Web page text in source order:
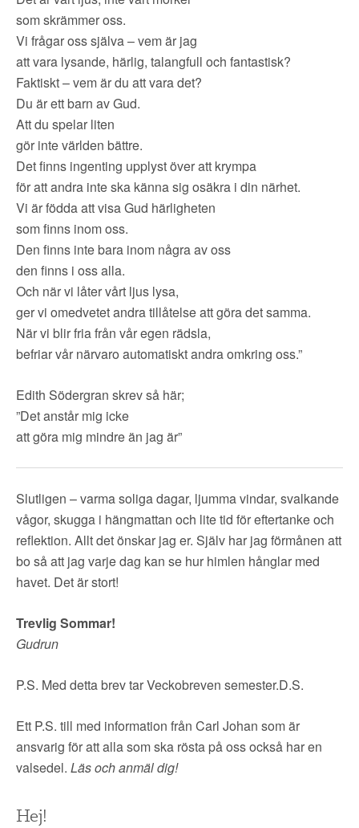
som skrämmer oss.
Vi frågar oss själva – vem är jag
att vara lysande, härlig, talangfull och fantastisk?
Faktiskt – vem är du att vara det?
Du är ett barn av Gud.
Att du spelar liten
gör inte världen bättre.
Det finns ingenting upplyst över att krympa
för att andra inte ska känna sig osäkra i din närhet.
Vi är födda att visa Gud härligheten
som finns inom oss.
Den finns inte bara inom några av oss
den finns i oss alla.
Och när vi låter vårt ljus lysa,
ger vi omedvetet andra tillåtelse att göra det samma.
När vi blir fria från vår egen rädsla,
befriar vår närvaro automatiskt andra omkring oss.”
Edith Södergran skrev så här;
”Det anstår mig icke
att göra mig mindre än jag är”
Slutligen – varma soliga dagar, ljumma vindar, svalkande
vågor, skugga i hängmattan och lite tid för eftertanke och
reflektion. Allt det önskar jag er. Själv har jag förmånen att
bo så att jag varje dag kan se hur himlen hånglar med
havet. Det är stort!
Trevlig Sommar!
Gudrun
P.S. Med detta brev tar Veckobreven semester.D.S.
Ett P.S. till med information från Carl Johan som är
ansvarig för att alla som ska rösta på oss också har en
valsedel. Läs och anmäl dig!
Hej!